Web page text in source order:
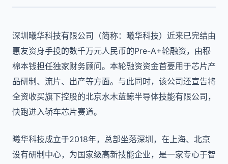
深圳曦华科技有限公司（简称：曦华科技）近来已完结由
惠友资身手投的数千万元人民币的Pre-A+轮融资，由穆
棉本钱担任独家财务顾问。本轮融资资金首要用于芯片产
品研制、流片、出产等方面。与此同时，该公司还宣告将
全资收买旗下控股的北京水木蓝鲸半导体技能有限公司，
快跑进入轿车芯片赛道。
曦华科技成立于2018年，总部坐落深圳，在上海、北京
设有研制中心，为国家级高新技能企业，是一家专心于智